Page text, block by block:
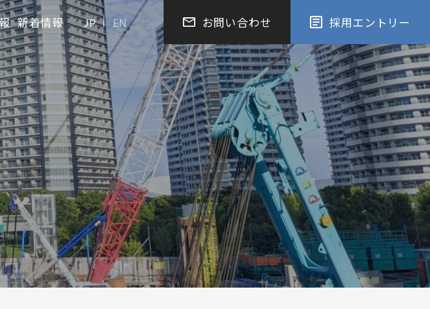
新着情報 EN
JP お問い合わせ 採用エントリー